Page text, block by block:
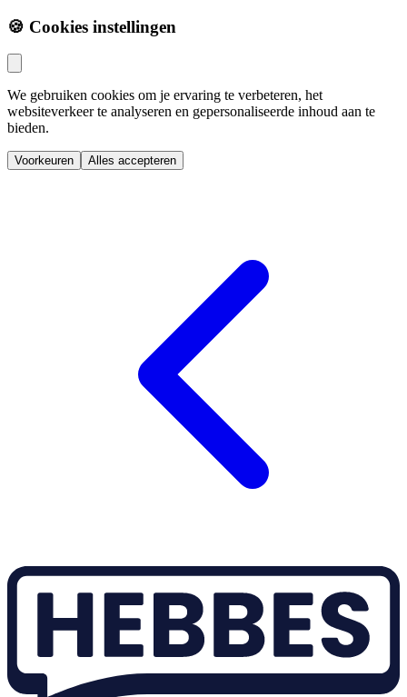
🍪 Cookies instellingen
We gebruiken cookies om je ervaring te verbeteren, het
websiteverkeer te analyseren en gepersonaliseerde inhoud aan te
bieden.
Voorkeuren Alles accepteren